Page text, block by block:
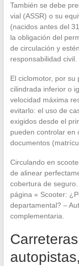
También se debe
vial (ASSR) o su
(nacidos antes del
la obligación del
de circulación y
responsabilidad civil.
El ciclomotor, por
cilindrada inferior o
velocidad máxima
evitarlo: el uso de
exigidos desde el
pueden controlar en
documentos
Circulando en
de alinear
cobertura de
página « Scooter:
departamental? –
complementaria.